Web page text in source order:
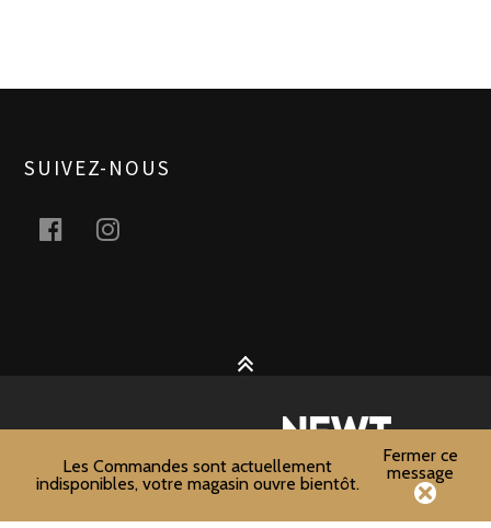
SUIVEZ-NOUS
facebookinstagram
Team
Les Commandes sont actuellement
indisponibles, votre magasin ouvre bientôt.
Fermer ce
message